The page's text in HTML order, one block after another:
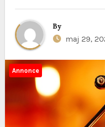
By
maj 29,
Annonce